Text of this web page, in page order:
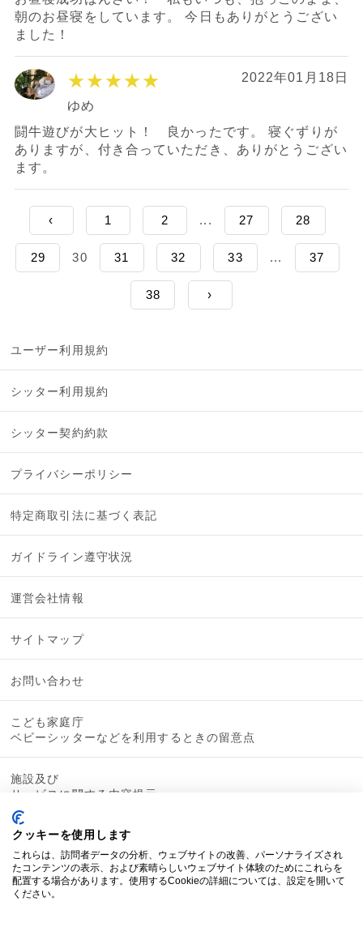
朝のお昼寝をしています。 今日もありがとうござい
ました！
★★★★★ 2022年01月18日
ゆめ
闘牛遊びが大ヒット！ 良かったです。 寝ぐずりが
ありますが、付き合っていただき、ありがとうござい
ます。
‹ 1 2 ... 27 28
29 30 31 32 33 ... 37
38 ›
ユーザー利用規約
シッター利用規約
シッター契約約款
プライバシーポリシー
特定商取引法に基づく表記
ガイドライン遵守状況
運営会社情報
サイトマップ
お問い合わせ
こども家庭庁
ベビーシッターなどを利用するときの留意点
施設及び
サービスに関する内容提示
クッキーを使用します
これらは、訪問者データの分析、ウェブサイトの改善、パーソナライズされ
たコンテンツの表示、および素晴らしいウェブサイト体験のためにこれらを
配置する場合があります。使用するCookieの詳細については、設定を開いて
ください。